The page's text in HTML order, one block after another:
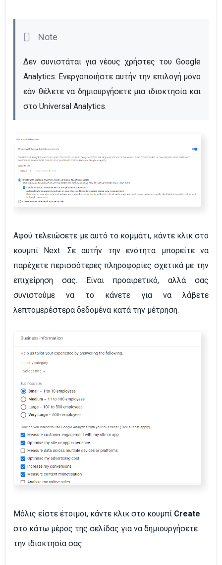
Δεν συνιστάται για νέους χρήστες του Google
Analytics. Ενεργοποιήστε αυτήν την επιλογή μόνο
εάν θέλετε να δημιουργήσετε μια ιδιοκτησία και
στο Universal Analytics.
Αφού τελειώσετε με αυτό το κομμάτι, κάντε κλικ στο
κουμπί Next. Σε αυτήν την ενότητα μπορείτε να
παρέχετε περισσότερες πληροφορίες σχετικά με την
επιχείρηση σας. Είναι προαιρετικό, αλλά σας
συνιστούμε να το κάνετε για να λάβετε
λεπτομερέστερα δεδομένα κατά την μέτρηση.
Μόλις είστε έτοιμοι, κάντε κλικ στο κουμπί Create
στο κάτω μέρος της σελίδας για να δημιουργήσετε
την ιδιοκτησία σας.